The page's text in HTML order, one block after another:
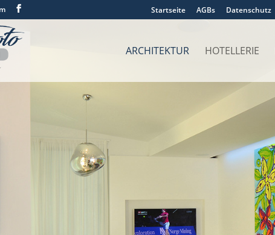
Startseite AGBs Datenschutz
ARCHITEKTUR HOTELLERIE